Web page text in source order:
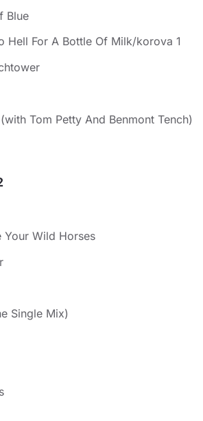
Blue
Hell For A Bottle Of Milk/korova 1
Tom Petty And Benmont Tench)
Your Wild Horses
Single Mix)